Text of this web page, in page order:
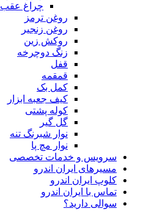
چراغ عقب
روغن ترمز
روغن زنجیر
روکش زین
زنگ دوچرخه
قفل
قمقمه
کمل بک
کیف جعبه ابزار
کوله پشتی
گل گیر
نوار شبرنگ تنه
نوار مچ پا
سرویس و خدمات تخصصی
مسیرهای ایران اندرو
کلوپ ایران اندرو
تماس با ایران اندرو
سوالی دارید؟